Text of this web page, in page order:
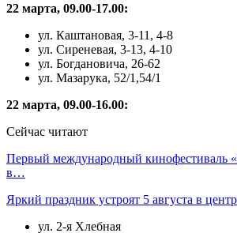
22 марта, 09.00-17.00:
ул. Каштановая, 3-11, 4-8
ул. Сиреневая, 3-13, 4-10
ул. Богдановича, 26-62
ул. Мазарука, 52/1,54/1
22 марта, 09.00-16.00:
Сейчас читают
Первый международный кинофестиваль
в…
Яркий праздник устроят 5 августа в
ул. 2-я Хлебная